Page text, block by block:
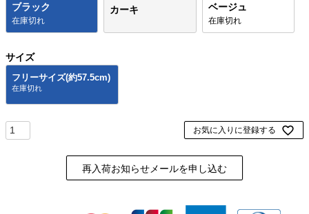
ブラック
在庫切れ
カーキ ベージュ
在庫切れ
サイズ
フリーサイズ(約57.5cm)
お気に入りに登録する
再入荷お知らせメールを申し込む